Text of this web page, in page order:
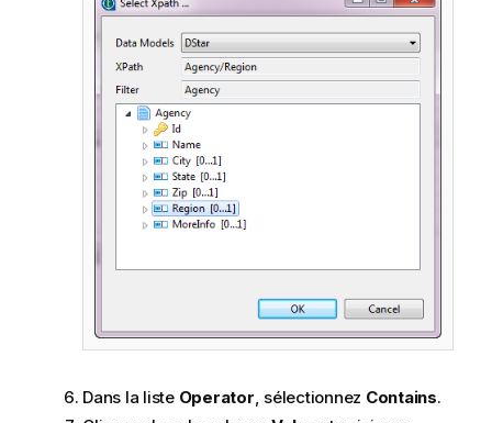
Dans la liste Operator, sélectionnez Contains.